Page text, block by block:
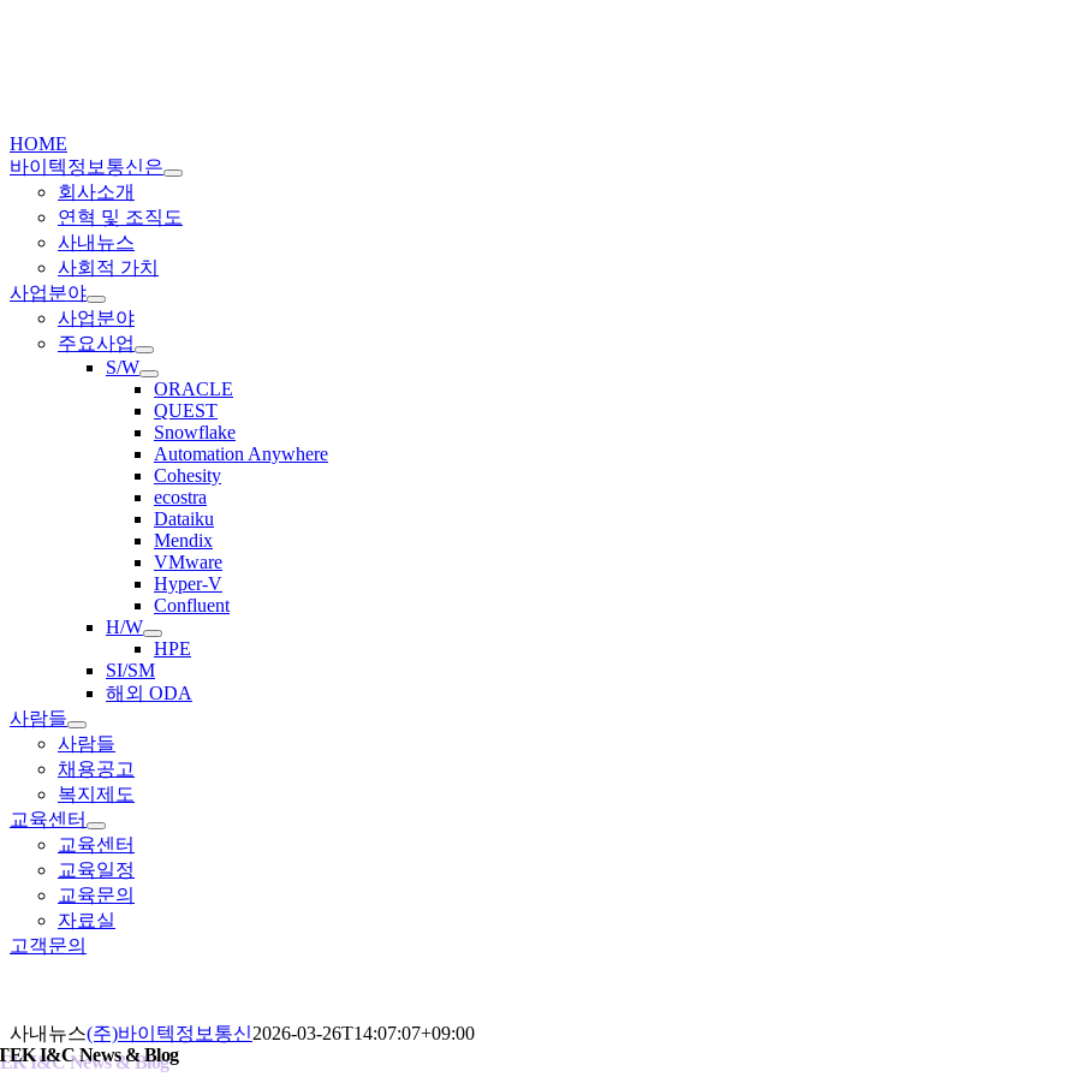
HOME
바이텍정보통신은
회사소개
연혁 및 조직도
사내뉴스
사회적 가치
사업분야
사업분야
주요사업
S/W
ORACLE
QUEST
Snowflake
Automation Anywhere
Cohesity
ecostra
Dataiku
Mendix
VMware
Hyper-V
Confluent
H/W
HPE
SI/SM
해외 ODA
사람들
사람들
채용공고
복지제도
교육센터
교육센터
교육일정
교육문의
자료실
고객문의
사내뉴스(주)바이텍정보통신2026-03-26T14:07:07+09:00
I&C News & Blog